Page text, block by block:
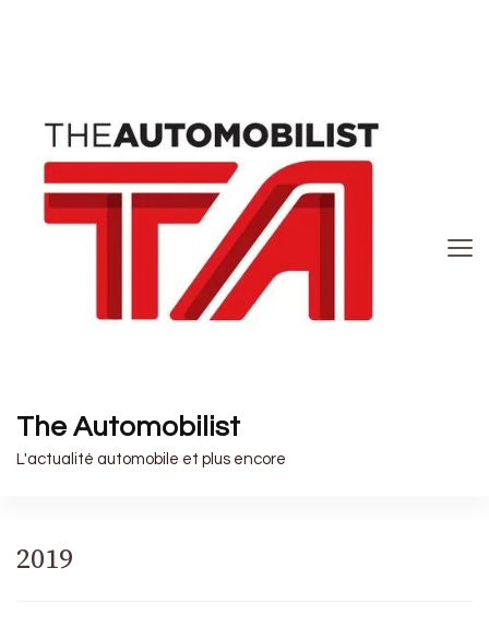
The Automobilist
L'actualité automobile et plus encore
2019